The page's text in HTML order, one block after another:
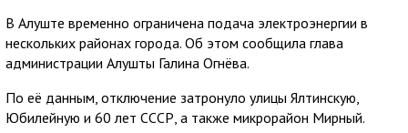
В Алуште временно ограничена подача электроэнергии в
нескольких районах города. Об этом сообщила глава
администрации Алушты Галина Огнёва.
По её данным, отключение затронуло улицы Ялтинскую,
Юбилейную и 60 лет СССР, а также микрорайон Мирный.